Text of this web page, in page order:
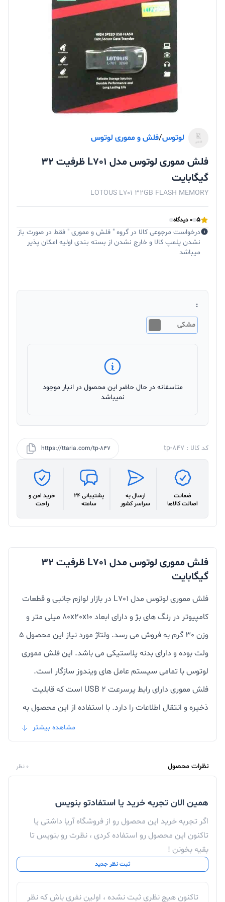
لوتوس/فلش و مموری لوتوس
فلش مموری لوتوس مدل L701 ظرفیت 32
گیگابایت
LOTOUS L701 32GB FLASH MEMORY
5 0 دیدگاه
درخواست مرجوعی کالا در گروه " فلش و مموری " فقط در صورت باز
نشدن پلمپ کالا و خارج نشدن از بسته بندی اولیه امکان پذیر
میباشد
:
مشکی
متاسفانه در حال حاضر این محصول در انبار موجود
نمیباشد
کد کالا : tp-847 https://ttaria.com/tp-847
ضمانت
اصالت کالاها
ارسال به
سراسر کشور
پشتیبانی 24
ساعته
خرید امن و
راحت
فلش مموری لوتوس مدل L701 ظرفیت 32
گیگابایت
فلش مموری لوتوس مدل L701 در بازار لوازم جانبی و قطعات
کامپیوتر در رنگ های بژ و دارای ابعاد 80x20x10 میلی متر و
وزن 30 گرم به فروش می رسد. ولتاژ مورد نیاز این محصول 5
ولت بوده و دارای بدنه پلاستیکی می باشد. این فلش مموری
لوتوس با تمامی سیستم عامل های ویندوز سازگار است.
فلش مموری دارای رابط پرسرعت USB 2 است که قابلیت
ذخیره و انتقال اطلاعات را دارد. با استفاده از این محصول به
راحتی می توانید اطلاعات لازم را در هر کجا که نیاز دارید
ببرید.
گیگابایت
فلش مموری
لوتوس مدل L701 دارای ویژگی های مهمی است
که می توان به مقاومت در برابر گرد و غبار، ضد ضربه و
مقاومت در برابر آب اشاره کرد. با استفاده از این محصول می
توانید به راحتی اطلاعات مورد نیاز خود را حمل کنید و در هر
کجا که بخواهید از آن استفاده کنید. این محصول از نوع
حافظه جامد است و به راحتی می توانید داده ها و برنامه های
مشاهده بیشتر
نظرات محصول 0 نظر
همین الان تجربه خرید یا استفادتو بنویس
اگر تجربه خرید این محصول رو از فروشگاه آریا داشتی یا
تاکنون این محصول رو استفاده کردی ، نظرت رو بنویس تا
بقیه بخونن !
ثبت نظر جدید
تاکنون هیچ نظری ثبت نشده ، اولین نفری باش که نظر